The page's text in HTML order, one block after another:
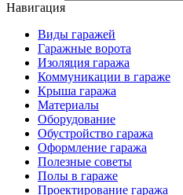
Навигация
Виды гаражей
Гаражные ворота
Изоляция гаража
Коммуникации в гараже
Крыша гаража
Материалы
Оборудование
Обустройство гаража
Оформление гаража
Полезные советы
Полы в гараже
Проектирование гаража